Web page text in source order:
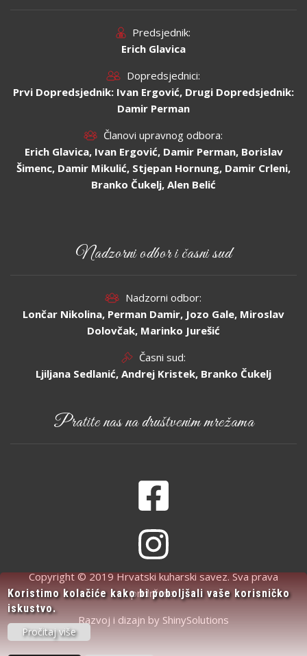
Predsjednik:
Erich Glavica
Dopredsjednici:
Prvi Dopredsjednik: Ivan Ergović, Drugi Dopredsjednik:
Damir Perman
Članovi upravnog odbora:
Erich Glavica, Ivan Ergović, Damir Perman, Borislav
Šimenc, Damir Mikulić, Stjepan Hornung, Damir Crleni,
Branko Čukelj, Alen Belić
Nadzorni odbor i časni sud
Nadzorni odbor:
Lončar Nikolina, Perman Damir, Jozo Gale, Miroslav
Dolovčak, Marinko Jurešić
Časni sud:
Ljiljana Sedlanić, Andrej Kristek, Branko Čukelj
Pratite nas na društvenim mrežama
Copyright © 2019 Hrvatski kuharski savez. Sva prava
pridržana.
Razvoj i dizajn by ShinySolutions
Koristimo kolačiće kako bi poboljšali vaše korisničko
iskustvo.
Pročitaj više